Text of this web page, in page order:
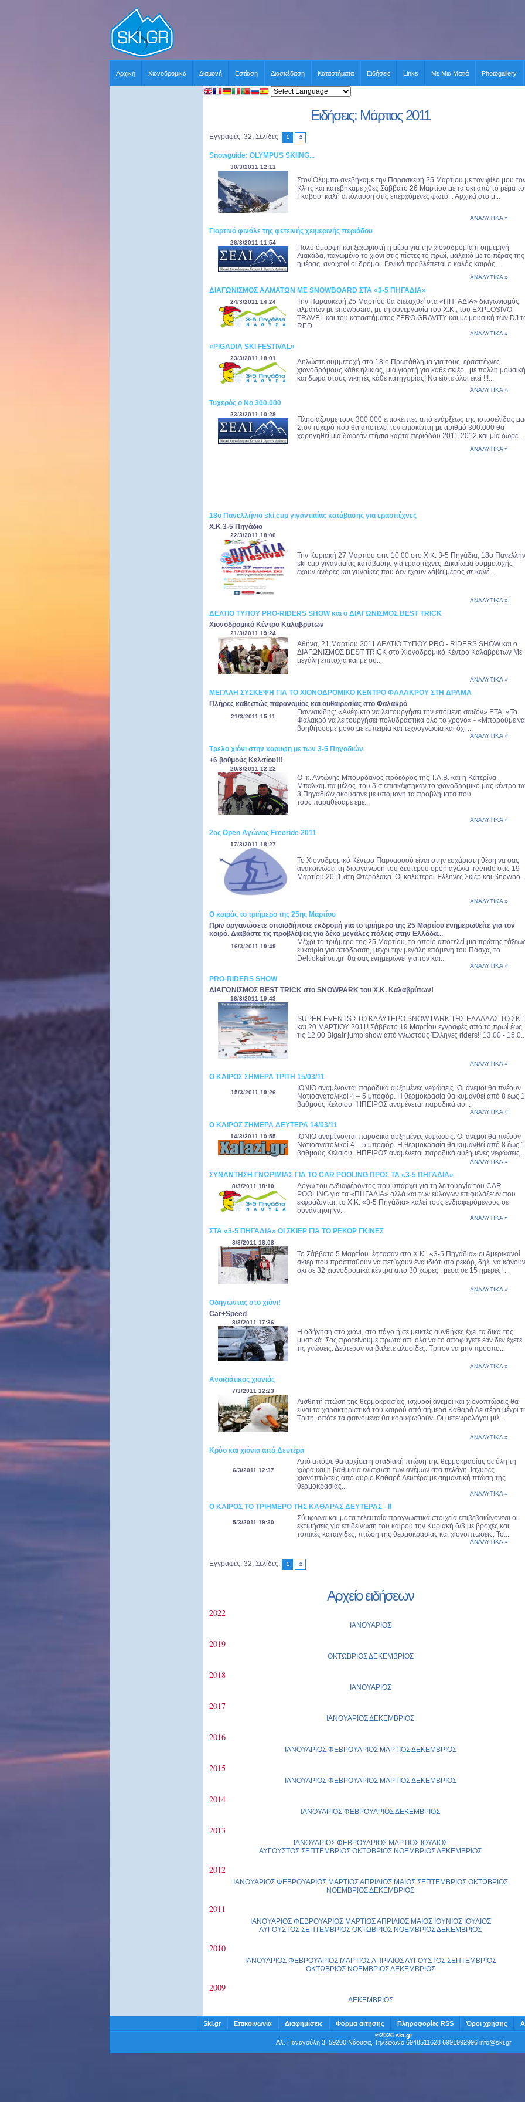
Αρχική Χιονοδρομικά Διαμονή Εστίαση Διασκέδαση Καταστήματα Ειδήσεις Links Με Μια Ματιά Photogallery
Ειδήσεις: Μάρτιος 2011
Εγγραφές: 32, Σελίδες: 1 2
Snowguide: OLYMPUS SKIING...
30/3/2011 12:11
Στον Όλυμπο ανεβήκαμε την Παρασκευή 25 Μαρτίου με τον φίλο μου
Κλιτς και κατεβήκαμε χθες Σάββατο 26 Μαρτίου με τα σκι από το ρέμα
Γκαβού! καλή απόλαυση στις επερχόμενες φωτό... Αρχικά στο μ...
ΑΝΑΛΥΤΙΚΑ »
Γιορτινό φινάλε της φετεινής χειμερινής περιόδου
26/3/2011 11:54
Πολύ όμορφη και ξεχωριστή η μέρα για την χιονοδρομία η σημερινή.
Λιακάδα, παγωμένο το χιόνι στις πίστες το πρωί, μαλακό με το πέρας της
ημέρας, ανοιχτοί οι δρόμοι. Γενικά προβλέπεται ο καλός καιρός ...
ΑΝΑΛΥΤΙΚΑ »
ΔΙΑΓΩΝΙΣΜΟΣ ΑΛΜΑΤΩΝ ME SNOWBOARD ΣΤΑ «3-5 ΠΗΓΑΔΙΑ»
24/3/2011 14:24
Την Παρασκευή 25 Μαρτίου θα διεξαχθεί στα «ΠΗΓΑΔΙΑ» διαγωνισμός
αλμάτων με snowboard, με τη συνεργασία του Χ.Κ., του EXPLOSIVO
TRAVEL και του καταστήματος ZERO GRAVITY και με μουσική των DJ
RED ...
ΑΝΑΛΥΤΙΚΑ »
«PIGADIA SKI FESTIVAL»
23/3/2011 18:01
Δηλώστε συμμετοχή στο 18 ο Πρωτάθλημα για τους ερασιτέχνες
χιονοδρόμους κάθε ηλικίας, μια γιορτή για κάθε σκιέρ, με πολλή μουσική
και δώρα στους νικητές κάθε κατηγορίας! Να είστε όλοι εκεί !!!...
ΑΝΑΛΥΤΙΚΑ »
Τυχερός ο Νο 300.000
23/3/2011 10:28
Πλησιάζουμε τους 300.000 επισκέπτες από ενάρξεως της ιστοσελίδας
Στον τυχερό που θα αποτελεί τον επισκέπτη με αριθμό 300.000 θα
χορηγηθεί μία δωρεάν ετήσια κάρτα περιόδου 2011-2012 και μία δωρε...
ΑΝΑΛΥΤΙΚΑ »
18ο Πανελλήνιο ski cup γιγαντιαίας κατάβασης για ερασιτέχνες
X.K 3-5 Πηγάδια
22/3/2011 18:00
Την Κυριακή 27 Μαρτίου στις 10:00 στο Χ.Κ. 3-5 Πηγάδια, 18ο
ski cup γιγαντιαίας κατάβασης για ερασιτέχνες. Δικαίωμα συμμετοχής
έχουν άνδρες και γυναίκες που δεν έχουν λάβει μέρος σε κανέ...
ΑΝΑΛΥΤΙΚΑ »
ΔΕΛΤΙΟ ΤΥΠΟΥ PRO-RIDERS SHOW και ο ΔΙΑΓΩΝΙΣΜΟΣ BEST TRICK
Χιονοδρομικό Κέντρο Καλαβρύτων
21/3/2011 19:24
Αθήνα, 21 Μαρτίου 2011 ΔΕΛΤΙΟ ΤΥΠΟΥ PRO - RIDERS SHOW και ο
ΔΙΑΓΩΝΙΣΜΟΣ BEST TRICK στο Χιονοδρομικό Κέντρο Καλαβρύτων Με
μεγάλη επιτυχία και με συ...
ΑΝΑΛΥΤΙΚΑ »
ΜΕΓΑΛΗ ΣΥΣΚΕΨΗ ΓΙΑ ΤΟ ΧΙΟΝΟΔΡΟΜΙΚΟ ΚΕΝΤΡΟ ΦΑΛΑΚΡΟΥ ΣΤΗ ΔΡΑΜΑ
Πλήρες καθεστώς παρανομίας και αυθαιρεσίας στο Φαλακρό
21/3/2011 15:11
Γιαννακίδης: «Ανέφικτο να λειτουργήσει την επόμενη σαιζόν» ΕΤΑ: «Το
Φαλακρό να λειτουργήσει πολυδραστικά όλο το χρόνο» - «Μπορούμε να
βοηθήσουμε μόνο με εμπειρία και τεχνογνωσία και όχι ...
ΑΝΑΛΥΤΙΚΑ »
Τρελο χιόνι στην κορυφη με των 3-5 Πηγαδιών
+6 βαθμούς Κελσίου!!!
20/3/2011 12:22
Ο κ. Αντώνης Μπουρδανος πρόεδρος της Τ.Α.Β. και η Κατερίνα
Μπαλκαμπα μέλος του δ.σ επισκέφτηκαν το χιονοδρομικό μας κέντρο
3 Πηγαδιών,ακούσανε με υπομονή τα προβλήματα που
τους παραθέσαμε εμε...
ΑΝΑΛΥΤΙΚΑ »
2ος Open Αγώνας Freeride 2011
17/3/2011 18:27
Το Χιονοδρομικό Κέντρο Παρνασσού είναι στην ευχάριστη θέση να σας
ανακοινώσει τη διοργάνωση του δευτερου open αγώνα freeride στις 19
Μαρτίου 2011 στη Φτερόλακα. Οι καλύτεροι Έλληνες Σκιέρ και Snowbo...
ΑΝΑΛΥΤΙΚΑ »
Ο καιρός το τριήμερο της 25ης Μαρτίου
Πριν οργανώσετε οποιαδήποτε εκδρομή για το τριήμερο της 25 Μαρτίου ενημερωθείτε για τον
καιρό. Διαβάστε τις προβλέψεις για δέκα μεγάλες πόλεις στην Ελλάδα...
16/3/2011 19:49
Μέχρι το τριήμερο της 25 Μαρτίου, το οποίο αποτελεί μια πρώτης
ευκαιρία για απόδραση, μέχρι την μεγάλη επόμενη του Πάσχα, το
Deltiokairou.gr θα σας ενημερώνει για τον και...
ΑΝΑΛΥΤΙΚΑ »
PRO-RIDERS SHOW
ΔΙΑΓΩΝΙΣΜΟΣ BEST TRICK στο SNOWPARK του Χ.Κ. Καλαβρύτων!
16/3/2011 19:43
SUPER EVENTS ΣΤΟ KAΛΥΤΕΡΟ SNOW PARK ΤΗΣ ΕΛΛΑΔΑΣ ΤΟ ΣΚ
και 20 ΜΑΡΤΙΟΥ 2011! Σάββατο 19 Μαρτίου εγγραφές από το πρωί έως
τις 12.00 Bigair jump show από γνωστούς Έλληνες riders!! 13.00 -
ΑΝΑΛΥΤΙΚΑ »
Ο ΚΑΙΡΟΣ ΣΗΜΕΡΑ ΤΡΙΤΗ 15/03/11
15/3/2011 19:26
ΙΟΝΙΟ αναμένονται παροδικά αυξημένες νεφώσεις. Οι άνεμοι θα πνέουν
Νοτιοανατολικοί 4 – 5 μποφόρ. Η θερμοκρασία θα κυμανθεί από 8 έως
βαθμούς Κελσίου. ΉΠΕΙΡΟΣ αναμένεται παροδικά αυ...
ΑΝΑΛΥΤΙΚΑ »
Ο ΚΑΙΡΟΣ ΣΗΜΕΡΑ ΔΕΥΤΕΡΑ 14/03/11
14/3/2011 10:55
ΙΟΝΙΟ αναμένονται παροδικά αυξημένες νεφώσεις. Οι άνεμοι θα πνέουν
Νοτιοανατολικοί 4 – 5 μποφόρ. Η θερμοκρασία θα κυμανθεί από 8 έως
βαθμούς Κελσίου. ΉΠΕΙΡΟΣ αναμένεται παροδικά αυξημένες νεφώσεις...
ΑΝΑΛΥΤΙΚΑ »
ΣΥΝΑΝΤΗΣΗ ΓΝΩΡΙΜΙΑΣ ΓΙΑ ΤΟ CAR POOLING ΠΡΟΣ ΤΑ «3-5 ΠΗΓΑΔΙΑ»
8/3/2011 18:10
Λόγω του ενδιαφέροντος που υπάρχει για τη λειτουργία του CAR
POOLING για τα «ΠΗΓΑΔΙΑ» αλλά και των εύλογων επιφυλάξεων που
εκφράζονται, το Χ.Κ. «3-5 Πηγάδια» καλεί τους ενδιαφερόμενους σε
συνάντηση γν...
ΑΝΑΛΥΤΙΚΑ »
ΣΤΑ «3-5 ΠΗΓΑΔΙΑ» ΟΙ ΣΚΙΕΡ ΓΙΑ ΤΟ ΡΕΚΟΡ ΓΚΙΝΕΣ
8/3/2011 18:08
Το Σάββατο 5 Μαρτίου έφτασαν στο Χ.Κ. «3-5 Πηγάδια» οι Αμερικανοί
σκιέρ που προσπαθούν να πετύχουν ένα ιδιότυπο ρεκόρ, δηλ. να κάνουν
σκι σε 32 χιονοδρομικά κέντρα από 30 χώρες , μέσα σε 15 ημέρες! ...
ΑΝΑΛΥΤΙΚΑ »
Οδηγώντας στο χιόνι!
Car+Speed
8/3/2011 17:36
Η οδήγηση στο χιόνι, στο πάγο ή σε μεικτές συνθήκες έχει τα δικά της
μυστικά. Σας προτείνουμε πρώτα απ’ όλα να το αποφύγετε εάν δεν έχετε
τις γνώσεις. Δεύτερον να βάλετε αλυσίδες. Τρίτον να μην προσπο...
ΑΝΑΛΥΤΙΚΑ »
Ανοιξιάτικος χιονιάς
7/3/2011 12:23
Αισθητή πτώση της θερμοκρασίας, ισχυροί άνεμοι και χιονοπτώσεις θα
είναι τα χαρακτηριστικά του καιρού από σήμερα Καθαρά Δευτέρα μέχρι
Τρίτη, οπότε τα φαινόμενα θα κορυφωθούν. Οι μετεωρολόγοι μιλ...
ΑΝΑΛΥΤΙΚΑ »
Κρύο και χιόνια από Δευτέρα
6/3/2011 12:37
Aπό απόψε θα αρχίσει η σταδιακή πτώση της θερμοκρασίας σε όλη τη
χώρα και η βαθμιαία ενίσχυση των ανέμων στα πελάγη. Ισχυρές
χιονοπτώσεις από αύριο Καθαρή Δευτέρα με σημαντική πτώση της
θερμοκρασίας...
ΑΝΑΛΥΤΙΚΑ »
Ο ΚΑΙΡΟΣ ΤΟ ΤΡΙΗΜΕΡΟ ΤΗΣ ΚΑΘΑΡΑΣ ΔΕΥΤΕΡΑΣ - II
5/3/2011 19:30
Σύμφωνα και με τα τελευταία προγνωστικά στοιχεία επιβεβαιώνονται οι
εκτιμήσεις για επιδείνωση του καιρού την Κυριακή 6/3 με βροχές και
τοπικές καταιγίδες, πτώση της θερμοκρασίας και χιονοπτώσεις. Το...
ΑΝΑΛΥΤΙΚΑ »
Εγγραφές: 32, Σελίδες: 1 2
Αρχείο ειδήσεων
2022
ΙΑΝΟΥΑΡΙΟΣ
2019
ΟΚΤΩΒΡΙΟΣΔΕΚΕΜΒΡΙΟΣ
2018
ΙΑΝΟΥΑΡΙΟΣ
2017
ΙΑΝΟΥΑΡΙΟΣΔΕΚΕΜΒΡΙΟΣ
2016
ΙΑΝΟΥΑΡΙΟΣ ΦΕΒΡΟΥΑΡΙΟΣ ΜΑΡΤΙΟΣΔΕΚΕΜΒΡΙΟΣ
2015
ΙΑΝΟΥΑΡΙΟΣ ΦΕΒΡΟΥΑΡΙΟΣ ΜΑΡΤΙΟΣΔΕΚΕΜΒΡΙΟΣ
2014
ΙΑΝΟΥΑΡΙΟΣ ΦΕΒΡΟΥΑΡΙΟΣΔΕΚΕΜΒΡΙΟΣ
2013
ΙΑΝΟΥΑΡΙΟΣ ΦΕΒΡΟΥΑΡΙΟΣ ΜΑΡΤΙΟΣ ΙΟΥΛΙΟΣ
ΑΥΓΟΥΣΤΟΣ ΣΕΠΤΕΜΒΡΙΟΣ ΟΚΤΩΒΡΙΟΣ ΝΟΕΜΒΡΙΟΣΔΕΚΕΜΒΡΙΟΣ
2012
ΙΑΝΟΥΑΡΙΟΣ ΦΕΒΡΟΥΑΡΙΟΣ ΜΑΡΤΙΟΣΑΠΡΙΛΙΟΣ ΜΑΙΟΣ ΣΕΠΤΕΜΒΡΙΟΣ ΟΚΤΩΒΡΙΟΣ
ΝΟΕΜΒΡΙΟΣΔΕΚΕΜΒΡΙΟΣ
2011
ΙΑΝΟΥΑΡΙΟΣ ΦΕΒΡΟΥΑΡΙΟΣ ΜΑΡΤΙΟΣΑΠΡΙΛΙΟΣ ΜΑΙΟΣ ΙΟΥΝΙΟΣ ΙΟΥΛΙΟΣ
ΑΥΓΟΥΣΤΟΣ ΣΕΠΤΕΜΒΡΙΟΣ ΟΚΤΩΒΡΙΟΣ ΝΟΕΜΒΡΙΟΣΔΕΚΕΜΒΡΙΟΣ
2010
ΙΑΝΟΥΑΡΙΟΣ ΦΕΒΡΟΥΑΡΙΟΣ ΜΑΡΤΙΟΣΑΠΡΙΛΙΟΣΑΥΓΟΥΣΤΟΣ ΣΕΠΤΕΜΒΡΙΟΣ
ΟΚΤΩΒΡΙΟΣ ΝΟΕΜΒΡΙΟΣΔΕΚΕΜΒΡΙΟΣ
2009
ΔΕΚΕΜΒΡΙΟΣ
Ski.gr Επικοινωνία Διαφημίσεις Φόρμα αίτησης Πληροφορίες RSS Όροι χρήσης
©2026 ski.gr
Αλ. Παναγούλη 3, 59200 Νάουσα, Τηλέφωνο 6948511628 6991992996 info@ski.gr